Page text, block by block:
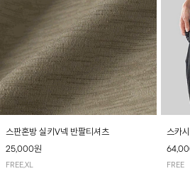
스판혼방 실키V넥 반팔티셔츠
25,000원
FREE,XL
스카
FREE